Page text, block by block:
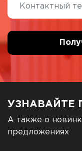
УЗНАВАЙТЕ
А также о
предложениях